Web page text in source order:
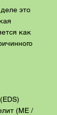
это
как
(ME /